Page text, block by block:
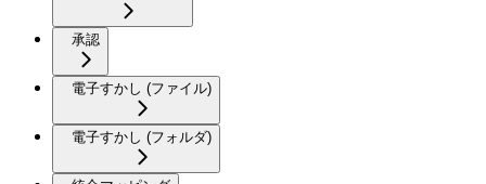
承認
電子すかし (ファイル)
電子すかし (フォルダ)